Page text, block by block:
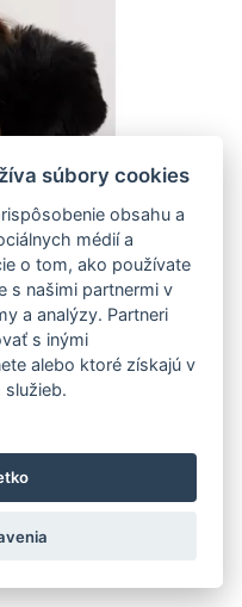
RUE PARIS
súbory cookies
obsahu a
médií a
o tom, ako používate
s našimi partnermi v
a analýzy. Partneri
s inými
alebo ktoré získajú v